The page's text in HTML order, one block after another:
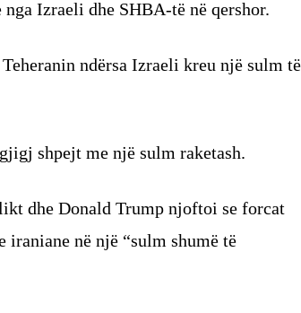
Izraeli dhe SHBA-të në qershor.
ndërsa Izraeli kreu një sulm të
shpejt me një sulm raketash.
dhe Donald Trump njoftoi se forcat
në një “sulm shumë të